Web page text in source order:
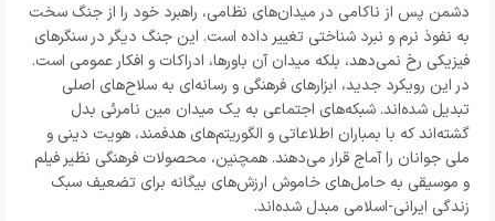
دشمن پس از ناکامی در میدان‌های نظامی، راهبرد خود را از جنگ سخت
به نفوذ نرم و نبرد شناختی تغییر داده است. این جنگ دیگر در سنگرهای
فیزیکی رخ نمی‌دهد، بلکه میدان آن باورها، ادراکات و افکار عمومی است.
در این رویکرد جدید، ابزارهای فرهنگی و رسانه‌ای به سلاح‌های اصلی
تبدیل شده‌اند. شبکه‌های اجتماعی به یک میدان مین نامرئی بدل
گشته‌اند که با بمباران اطلاعاتی و الگوریتم‌های هدفمند، هویت دینی و
ملی جوانان را آماج قرار می‌دهند. همچنین، محصولات فرهنگی نظیر فیلم
و موسیقی به حامل‌های خاموش ارزش‌های بیگانه برای تضعیف سبک
زندگی ایرانی-اسلامی مبدل شده‌اند.